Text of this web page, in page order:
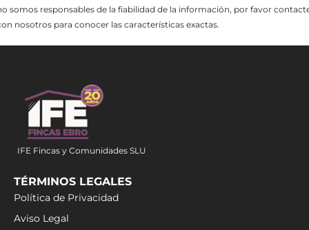
somos responsables de la fiabilidad de la información, por favor
nosotros para conocer las características exactas.
IFE Fincas y Comunidades SLU
TÉRMINOS LEGALES
Política de Privacidad
Aviso Legal